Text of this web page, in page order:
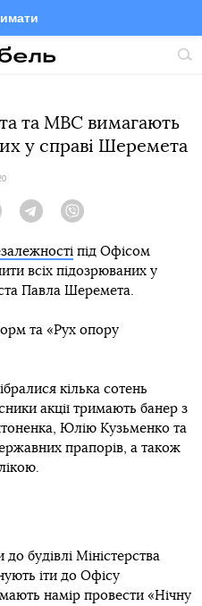
Twitter
та МВС вимагають
у справі Шеремета
Twitter TelegramViber
під Офісом
всіх підозрюваних у
Павла Шеремета.
та «Рух опору
кілька сотень
акції тримають банер з
Юлію Кузьменко та
прапорів, а також
будівлі Міністерства
іти до Офісу
намір провести «Нічну